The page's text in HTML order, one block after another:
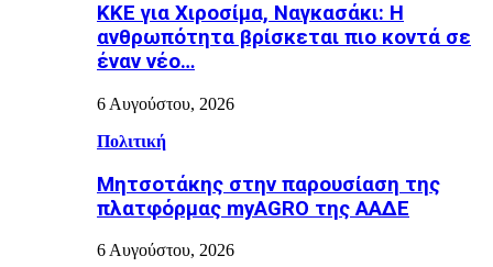
ΚΚΕ για Χιροσίμα, Ναγκασάκι: Η
ανθρωπότητα βρίσκεται πιο κοντά σε
έναν νέο…
6 Αυγούστου, 2026
Πολιτική
Μητσοτάκης στην παρουσίαση της
πλατφόρμας myAGRO της ΑΑΔΕ
6 Αυγούστου, 2026